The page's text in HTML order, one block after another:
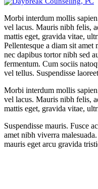
Morbi interdum mollis
vel lacus. Mauris nibh felis,
mattis eget, gravida vitae,
Pellentesque a diam sit
nec dapibus tortor nibh sed
fermentum. Cum sociis
vel tellus. Suspendisse
Morbi interdum mollis
vel lacus. Mauris nibh felis,
mattis eget, gravida vitae,
Suspendisse mauris. Fusce
amet nibh viverra
mauris eget arcu gravida